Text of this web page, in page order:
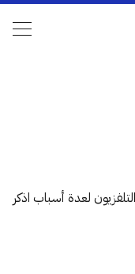
التلفزيون لعدة أسباب اذكر